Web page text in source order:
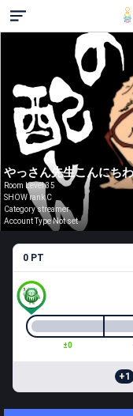
Room Level 35
SHOW rank C
Category streamer
Account Type Not set
0 PT
±0
+1